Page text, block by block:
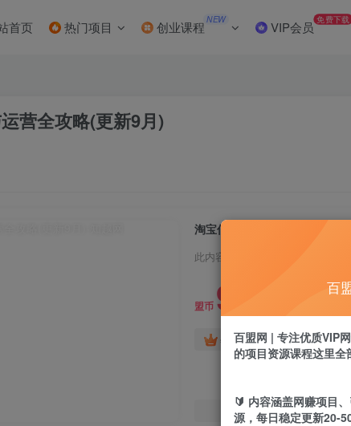
首页 热门项目 创业课程 NEW VIP会员 免费下载
营全攻略(更新9月)
淘宝低价引流与运营全攻略(更
此内容为付费阅读，请付费后查看
盟币 9.9
年卡会员免费 永久会
百
百盟网 | 专注优质VIP
的项目资源课程这里全
🔰 内容涵盖网赚项目
源，每日稳定更新20-